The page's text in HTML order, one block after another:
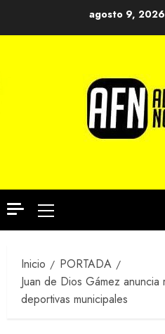
agosto 9, 2026
Menú
principal
Inicio
PORTADA
Juan de Dios Gámez
deportivas municipales